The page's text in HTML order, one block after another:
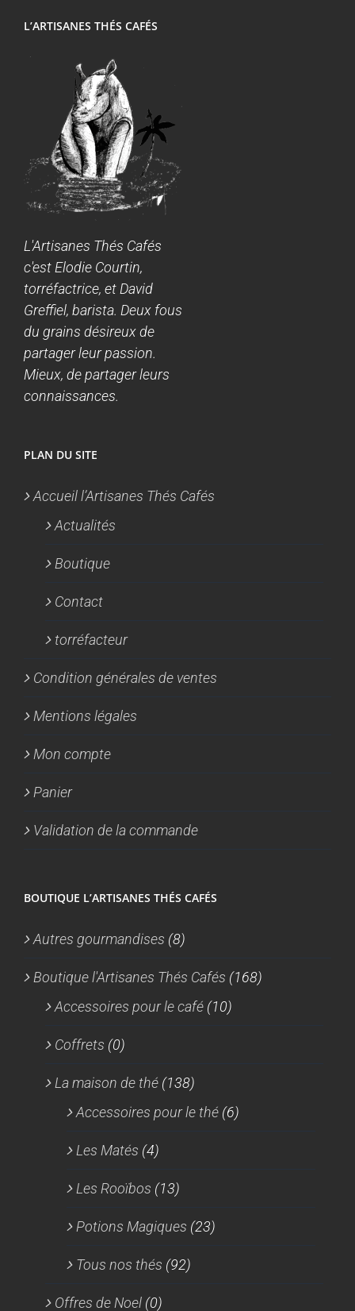
L’ARTISANES THÉS CAFÉS
L'Artisanes Thés Cafés
c'est Elodie Courtin,
torréfactrice, et David
Greffiel, barista. Deux fous
du grains désireux de
partager leur passion.
Mieux, de partager leurs
connaissances.
PLAN DU SITE
Accueil l’Artisanes Thés Cafés
Actualités
Boutique
Contact
torréfacteur
Condition générales de ventes
Mentions légales
Mon compte
Panier
Validation de la commande
BOUTIQUE L’ARTISANES THÉS CAFÉS
Autres gourmandises (8)
Boutique l'Artisanes Thés Cafés (168)
Accessoires pour le café (10)
Coffrets (0)
La maison de thé (138)
Accessoires pour le thé (6)
Les Matés (4)
Les Rooïbos (13)
Potions Magiques (23)
Tous nos thés (92)
Offres de Noel (0)